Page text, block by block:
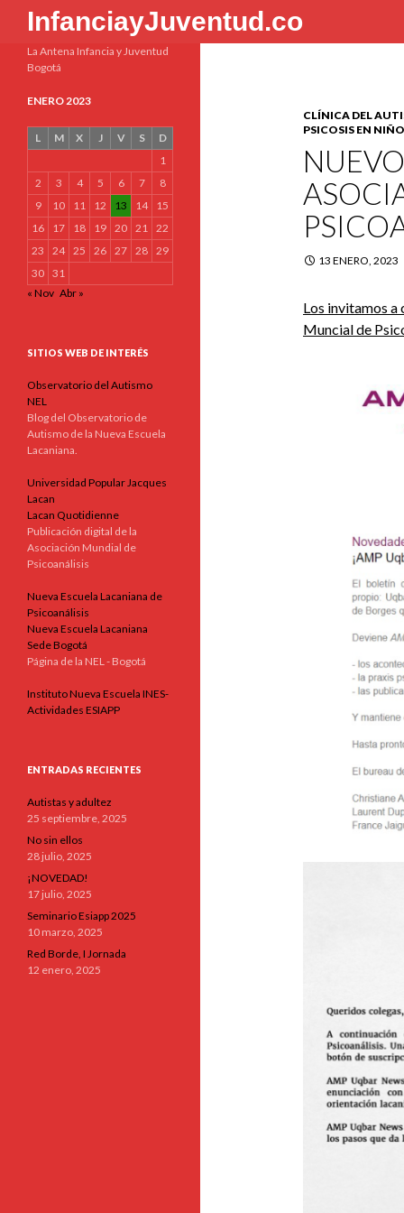
InfanciayJuventud.co
Buscar
CLÍNICA DEL
PSICOSIS EN
13 ENERO, 2023
Los invitamos
Muncial de
La Antena Infancia y Juventud
Bogotá
ENERO 2023
L M X J V S
D
1
2
3 4 5 6 7
8
9
10 11 12 13 14
15
16
17 18 19 20 21 22
23
24 25 26 27 28 29
30 31
« Nov Abr »
SITIOS WEB DE INTERÉS
Observatorio del Autismo
NEL
Blog del Observatorio de
Autismo de la Nueva Escuela
Lacaniana.
Universidad Popular Jacques
Lacan
Lacan Quotidienne
Publicación digital de la
Asociación Mundial de
Psicoanálisis
Nueva Escuela Lacaniana de
Psicoanálisis
Nueva Escuela Lacaniana
Sede Bogotá
Página de la NEL - Bogotá
Instituto Nueva Escuela INES-
Actividades ESIAPP
ENTRADAS RECIENTES
Autistas y adultez
25 septiembre, 2025
No sin ellos
28 julio, 2025
¡NOVEDAD!
17 julio, 2025
Seminario Esiapp 2025
10 marzo, 2025
Red Borde, I Jornada
12 enero, 2025